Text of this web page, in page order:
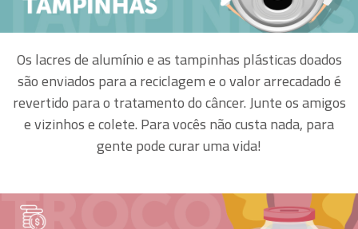
Os lacres de alumínio e as tampinhas plásticas doados
são enviados para a reciclagem e o valor arrecadado é
revertido para o tratamento do câncer. Junte os amigos
e vizinhos e colete. Para vocês não custa nada, para
gente pode curar uma vida!